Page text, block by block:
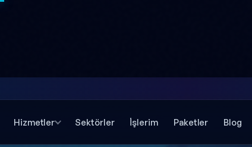
Hizmetler Sektörler İşlerim Paketler Blog